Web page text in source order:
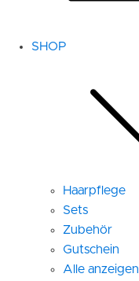
SHOP
Haarpflege
Sets
Zubehör
Gutschein
Alle anzeigen